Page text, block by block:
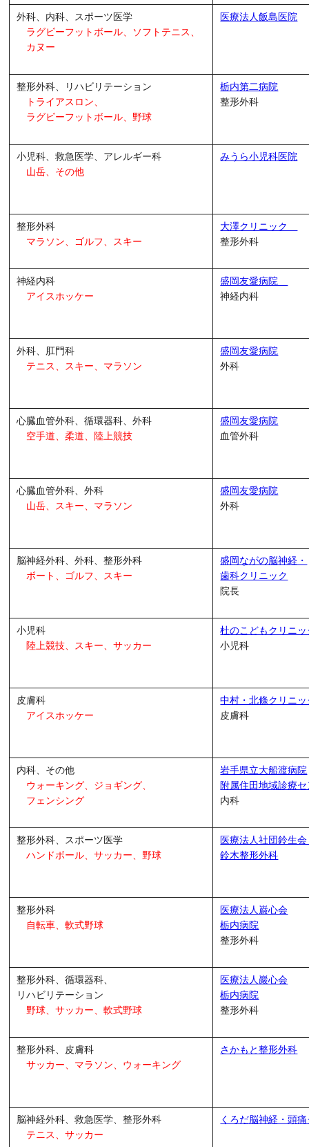
外科、内科、スポーツ医学
ラグビーフットボール、 ソフトテニス、
カヌー
医療法人飯島医院
整形外科、リハビリテーション
トライアスロン、
ラグビーフットボール、野球
栃内第二病院
整形外科
小児科、救急医学、アレルギー科
山岳、その他
みうら小児科医院
整形外科
マラソン、ゴルフ、スキー
大澤クリニック
整形外科
神経内科
アイスホッケー
盛岡友愛病院
神経内科
外科、肛門科
テニス、スキー、マラソン
盛岡友愛病院
外科
心臓血管外科、循環器科、外科
空手道、柔道、陸上競技
盛岡友愛病院
血管外科
心臓血管外科、外科
山岳、スキー、マラソン
盛岡友愛病院
外科
脳神経外科、外科、整形外科
ボート、ゴルフ、スキー
盛岡ながの脳神経・
歯科クリニック
院長
小児科
陸上競技、スキー、サッカー
杜のこどもクリニッ
小児科
皮膚科
アイスホッケー
中村・北條クリニッ
皮膚科
内科、その他
ウォーキング、ジョギング、
フェンシング
岩手県立大船渡病院
附属住田地域診療
内科
整形外科、スポーツ医学
ハンドボール、サッカー、野球
医療法人社団鈴生
鈴木整形外科
整形外科
自転車、軟式野球
医療法人巌心会
栃内病院
整形外科
整形外科、循環器科、
リハビリテーション
野球、サッカー、軟式野球
医療法人巖心会
栃内病院
整形外科
整形外科、皮膚科
サッカー、マラソン、 ウォーキング
さかもと整形外科
脳神経外科、救急医学、整形外科
テニス、サッカー
くろだ脳神経・頭